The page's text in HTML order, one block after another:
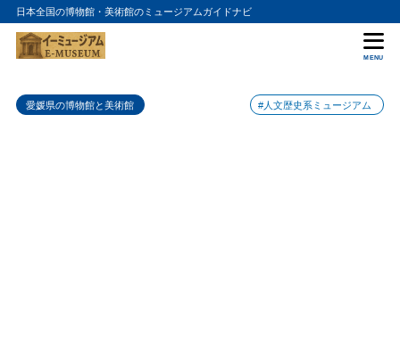
日本全国の博物館・美術館のミュージアムガイドナビ
MENU
愛媛県の博物館と美術館 #人文歴史系ミュージアム
目次
1 博物館の特徴